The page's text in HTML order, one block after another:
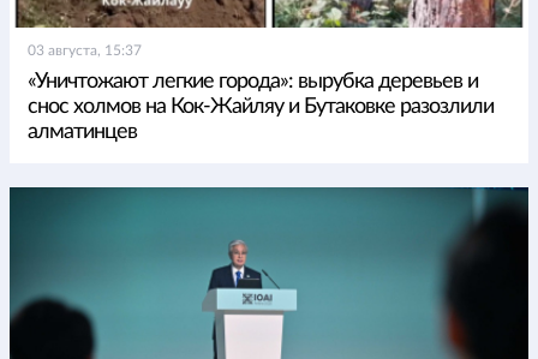
03 августа, 15:37
«Уничтожают легкие города»: вырубка деревьев и
снос холмов на Кок-Жайляу и Бутаковке разозлили
алматинцев